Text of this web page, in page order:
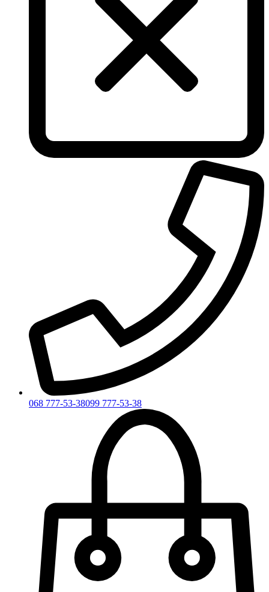
068 777-53-38099 777-53-38